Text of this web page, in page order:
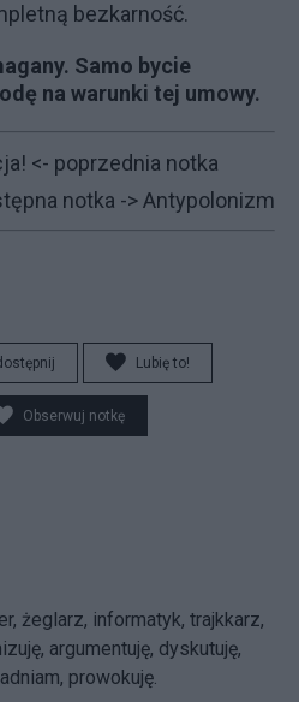
bezkarność.
Samo bycie
na warunki tej umowy.
<- poprzednia notka
notka ->Antypolonizm
Lubię to!
Obserwuj notkę
żeglarz, informatyk, trajkkarz,
argumentuję, dyskutuję,
prowokuję.